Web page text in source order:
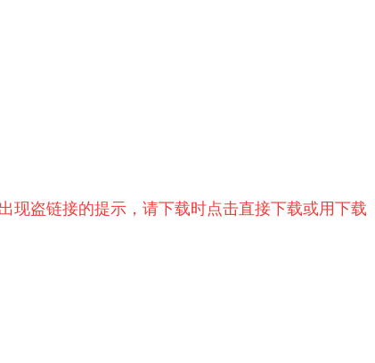
现盗链接的提示，请下载时点击直接下载或用下载